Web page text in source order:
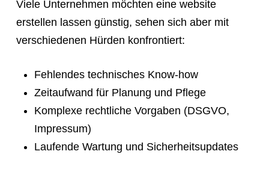
Viele Unternehmen möchten eine website
erstellen lassen günstig, sehen sich aber mit
verschiedenen Hürden konfrontiert:
Fehlendes technisches Know-how
Zeitaufwand für Planung und Pflege
Komplexe rechtliche Vorgaben (DSGVO,
Impressum)
Laufende Wartung und Sicherheitsupdates